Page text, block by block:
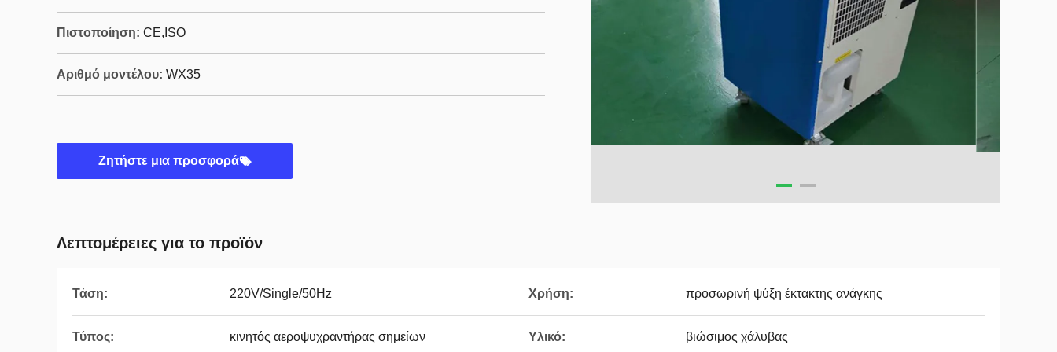
Πιστοποίηση: CE,ISO
Αριθμό μοντέλου: WX35
Ζητήστε μια προσφορά
Λεπτομέρειες για το προϊόν
Τάση: 220V/Single/50Hz Χρήση: προσωρινή ψύξη έκτακτης ανάγκης
Τύπος: κινητός αεροψυχραντήρας σημείων Υλικό: βιώσιμος χάλυβας